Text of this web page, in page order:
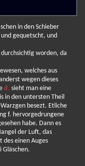
in den Schieber
gequetscht, und
worden, da
welches aus
wegen dieses
d. sieht man eine
in den untersten Theil
besezt. Etliche
f. hervorgedrungene
habe. Dann es
der Luft, das
des einen Auges
Gläschen.